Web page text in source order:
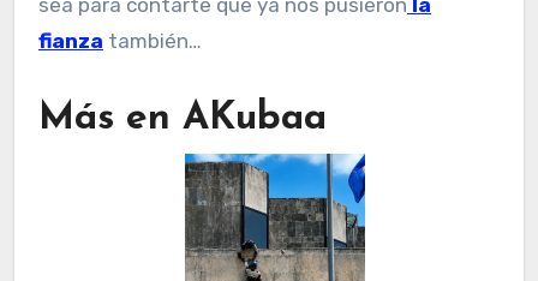
fianza también…
Más en AKubaa